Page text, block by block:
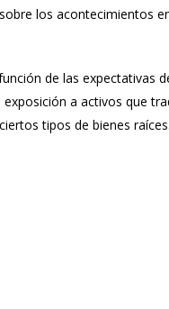
los acontecimientos
de las expectativas
a activos que
tipos de bienes raíces.